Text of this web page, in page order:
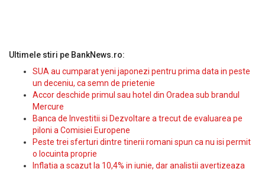
Ultimele stiri pe BankNews.ro:
SUA au cumparat yeni japonezi pentru prima data in peste
un deceniu, ca semn de prietenie
Accor deschide primul sau hotel din Oradea sub brandul
Mercure
Banca de Investitii si Dezvoltare a trecut de evaluarea pe
piloni a Comisiei Europene
Peste trei sferturi dintre tinerii romani spun ca nu isi permit
o locuinta proprie
Inflatia a scazut la 10,4% in iunie, dar analistii avertizeaza